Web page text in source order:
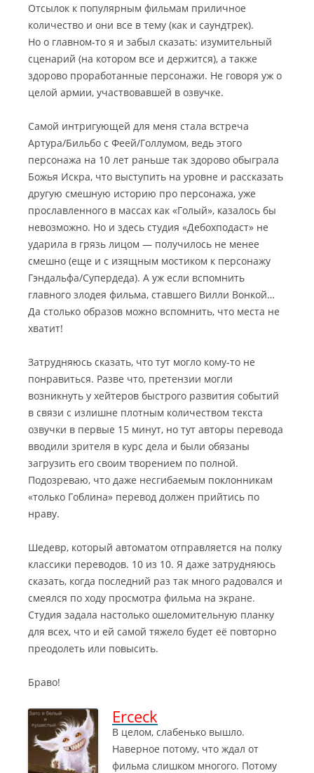
Отсылок к популярным фильмам приличное
количество и они все в тему (как и саундтрек).
Но о главном-то я и забыл сказать: изумительный
сценарий (на котором все и держится), а также
здорово проработанные персонажи. Не говоря уж о
целой армии, участвовавшей в озвучке.
Самой интригующей для меня стала встреча
Артура/Бильбо с Феей/Голлумом, ведь этого
персонажа на 10 лет раньше так здорово обыграла
Божья Искра, что выступить на уровне и рассказать
другую смешную историю про персонажа, уже
прославленного в массах как «Голый», казалось бы
невозможно. Но и здесь студия «Дебохподаст» не
ударила в грязь лицом — получилось не менее
смешно (еще и с изящным мостиком к персонажу
Гэндальфа/Супердеда). А уж если вспомнить
главного злодея фильма, ставшего Вилли Вонкой…
Да столько образов можно вспомнить, что места не
хватит!
Затрудняюсь сказать, что тут могло кому-то не
понравиться. Разве что, претензии могли
возникнуть у хейтеров быстрого развития событий
в связи с излишне плотным количеством текста
озвучки в первые 15 минут, но тут авторы перевода
вводили зрителя в курс дела и были обязаны
загрузить его своим творением по полной.
Подозреваю, что даже несгибаемым поклонникам
«только Гоблина» перевод должен прийтись по
нраву.
Шедевр, который автоматом отправляется на полку
классики переводов. 10 из 10. Я даже затрудняюсь
сказать, когда последний раз так много радовался и
смеялся по ходу просмотра фильма на экране.
Студия задала настолько ошеломительную планку
для всех, что и ей самой тяжело будет её повторно
преодолеть или повысить.
Браво!
Erceck
В целом, слабенько вышло.
Наверное потому, что ждал от
фильма слишком многого. Потому